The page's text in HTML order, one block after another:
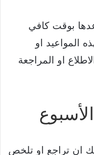
بوقت كافي
المواعيد او
او المراجعة
ان تراجع او تلخص